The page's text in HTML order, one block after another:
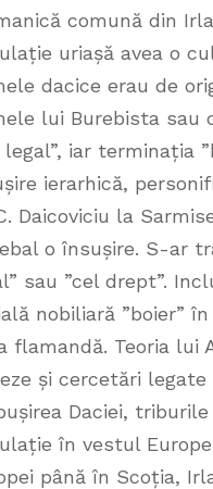
comună din
uriașă avea o
dacice erau de
lui Burebista sau
legal”, iar terminația
ierarhică,
Daicoviciu la
o însușire. S-ar
sau ”cel drept”.
nobiliară ”boier”
flamandă. Teoria lui
și cercetări
Daciei,
în vestul
până în Scoția,